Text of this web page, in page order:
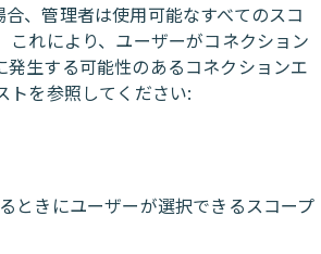
、管理者は使用可能なすべてのスコ
これにより、ユーザーがコネクション
生する可能性のあるコネクションエ
トを参照してください:
きにユーザーが選択できるスコープ